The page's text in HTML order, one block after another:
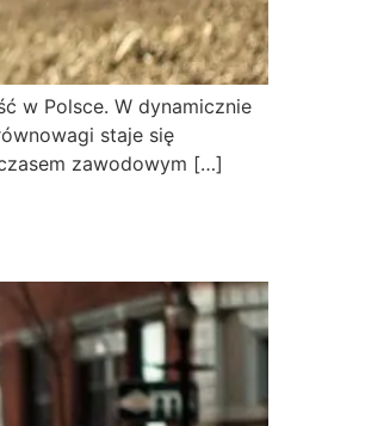
w Polsce. W dynamicznie
staje się
zawodowym […]